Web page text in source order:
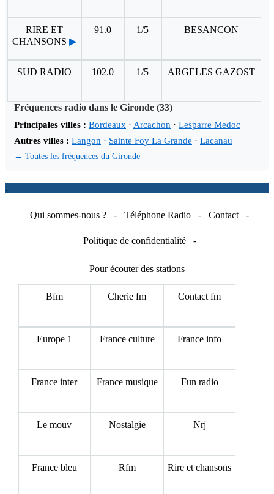
RIRE ET
CHANSONS ▶
91.0 1/5 BESANCON
SUD RADIO 102.0 1/5 ARGELES GAZOST
Fréquences radio dans le Gironde (33)
Principales villes : Bordeaux · Arcachon · Lesparre Medoc
Autres villes : Langon · Sainte Foy La Grande · Lacanau
→ Toutes les fréquences du Gironde
.
Qui sommes-nous ? - Téléphone Radio - Contact -
Politique de confidentialité -
Pour écouter des stations
Bfm Cherie fm Contact fm
Europe 1 France culture France info
France inter France musique Fun radio
Le mouv Nostalgie Nrj
France bleu Rfm Rire et chansons